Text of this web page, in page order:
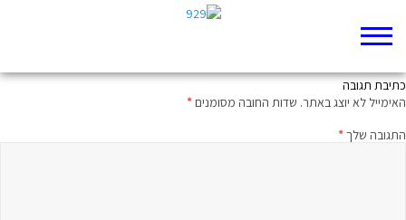
ממעמקים קראתיך: מיטיבי לכת לדברי הימים ב פרק טו
כתיבת תגובה
האימייל לא יוצג באתר. שדות החובה מסומנים*
התגובה שלך*